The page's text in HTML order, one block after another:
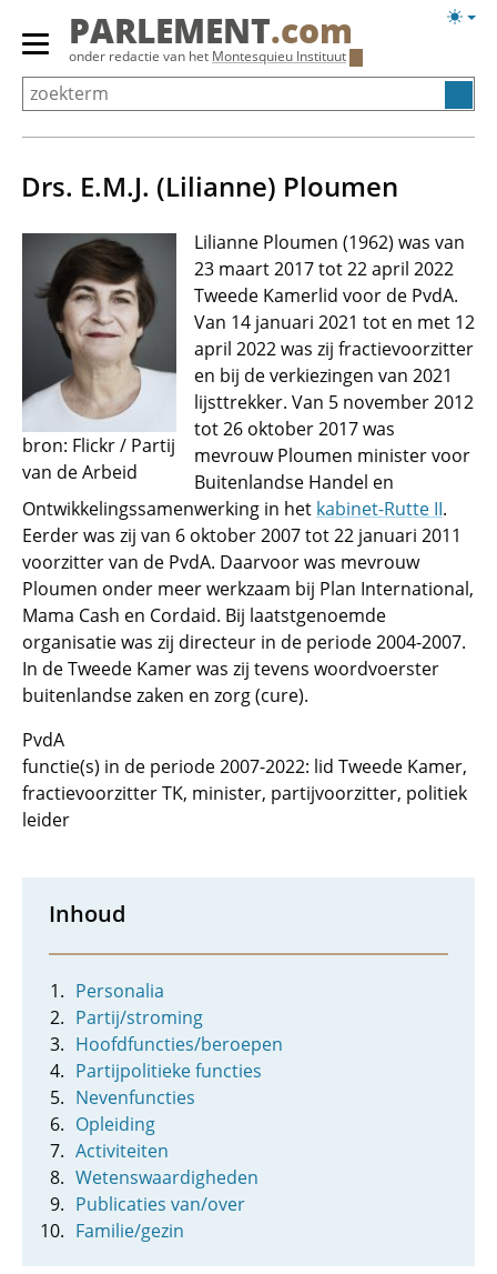
Overslaan
Primair
menu
tonen/verbergen
PARLEMENT.com
onder redactie van het Montesquieu Instituut
Drs. E.M.J. (Lilianne) Ploumen
bron: Flickr / Partij
van de Arbeid
Lilianne Ploumen (1962) was van
23 maart 2017 tot 22 april 2022
Tweede Kamerlid voor de PvdA.
Van 14 januari 2021 tot en met 12
april 2022 was zij fractievoorzitter
en bij de verkiezingen van 2021
lijsttrekker. Van 5 november 2012
tot 26 oktober 2017 was
mevrouw Ploumen minister voor
Buitenlandse Handel en
Ontwikkelingssamenwerking in het kabinet-Rutte II.
Eerder was zij van 6 oktober 2007 tot 22 januari 2011
voorzitter van de PvdA. Daarvoor was mevrouw
Ploumen onder meer werkzaam bij Plan International,
Mama Cash en Cordaid. Bij laatstgenoemde
organisatie was zij directeur in de periode 2004-2007.
In de Tweede Kamer was zij tevens woordvoerster
buitenlandse zaken en zorg (cure).
PvdA
functie(s) in de periode 2007-2022: lid Tweede Kamer,
fractievoorzitter TK, minister, partijvoorzitter, politiek
leider
Inhoud
Personalia
Partij/stroming
Hoofdfuncties/beroepen
Partijpolitieke functies
Nevenfuncties
Opleiding
Activiteiten
Wetenswaardigheden
Publicaties van/over
Familie/gezin